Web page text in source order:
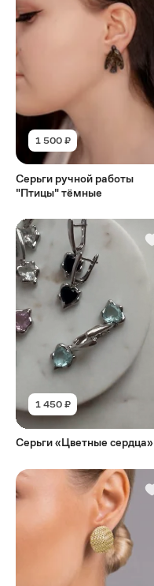
1 500 ₽
Серьги ручной работы
"Птицы" тёмные
1 450 ₽
Серьги «Цветные сердца»